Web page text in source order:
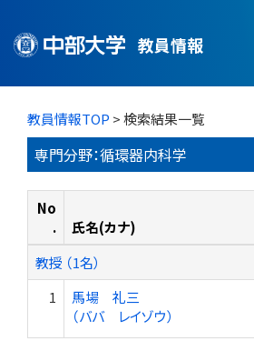
教員情報
教員情報TOP > 検索結果一覧
専門分野：循環器内科学
No
.
氏名(カナ)
教授 （1名）
1
馬場 礼三
（ババ レイゾウ）